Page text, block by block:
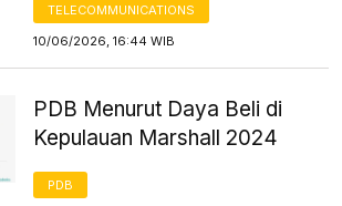
TELECOMMUNICATIONS
10/06/2026, 16:44 WIB
PDB Menurut Daya Beli di
Kepulauan Marshall 2024
PDB